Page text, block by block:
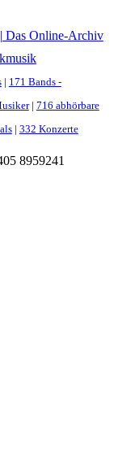
Das Online-Archiv
| 171 Bands -
| 716 abhörbare
| 332 Konzerte
8959241